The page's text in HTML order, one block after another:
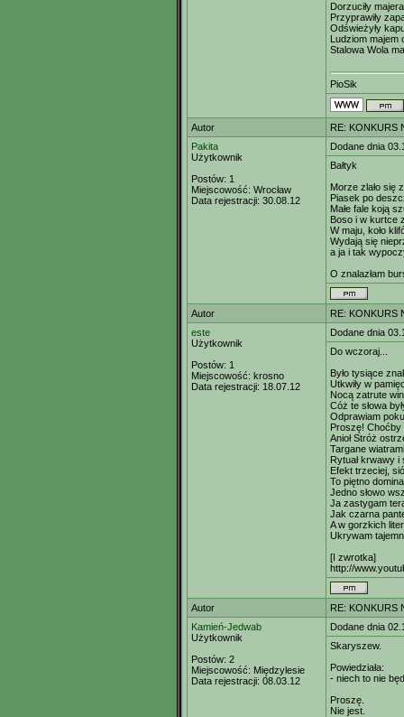
Dorzuciły
Przyprawiły
Odświeżyły
Ludziom majem
Stalowa Wola
PioSik
Autor
RE: KONKURS
Pakita
Użytkownik
Postów: 1
Miejscowość: Wrocław
Data rejestracji: 30.08.12
Dodane dnia
Bałtyk
Morze zlało się
Piasek po
Małe fale koją
Boso i w kurtce
W maju, koło
Wydają się
a ja i tak
O znalazłam
Autor
RE: KONKURS
este
Użytkownik
Postów: 1
Miejscowość: krosno
Data rejestracji: 18.07.12
Dodane dnia
Do wczoraj...
Było tysiące
Utkwiły w
Nocą zatrute
Cóż te słowa
Odprawiam
Proszę! Choćby
Anioł Stróż
Targane
Rytuał krwawy i
Efekt trzeciej,
To piętno
Jedno słowo
Ja zastygam
Jak czarna
A w gorzkich
Ukrywam
[I zwrotka]
http://
Autor
RE: KONKURS
Kamień-Jedwab
Użytkownik
Postów: 2
Miejscowość: Międzylesie
Data rejestracji: 08.03.12
Dodane dnia
Skaryszew.
Powiedziała:
- niech to nie
Proszę.
Nie jest.